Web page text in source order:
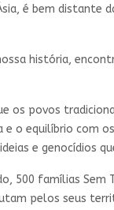
é bem distante
história,
os povos
o equilíbrio com
e genocídios
500 famílias
pelos seus